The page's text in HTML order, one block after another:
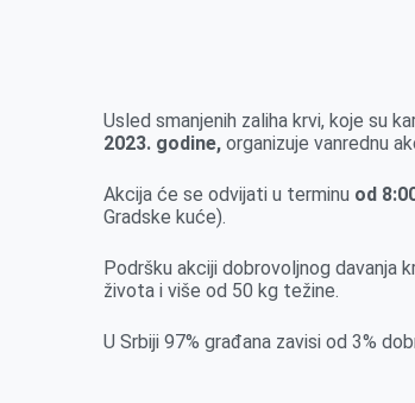
o
k
n
e
d
n
A
p
Usled smanjenih zaliha krvi, koje su
2023. godine, organizuje vanrednu
Akcija će se odvijati u terminu od
Gradske kuće).
Podršku akciji dobrovoljnog davanja
života i više od 50 kg težine.
U Srbiji 97% građana zavisi od 3%